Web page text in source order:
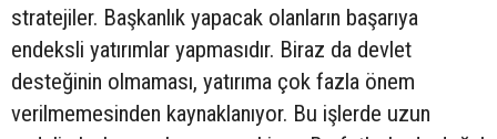
stratejiler. Başkanlık yapacak olanların başarıya
endeksli yatırımlar yapmasıdır. Biraz da devlet
desteğinin olmaması, yatırıma çok fazla önem
verilmemesinden kaynaklanıyor. Bu işlerde uzun